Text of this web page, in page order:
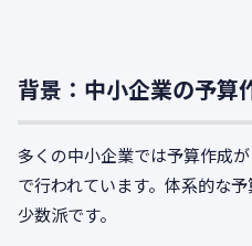
背景：中小企業の予算
多くの中小企業では予算作成
で行われています。体系的な
少数派です。